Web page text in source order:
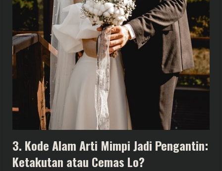
3. Kode Alam Arti Mimpi Jadi Pengantin:
Ketakutan atau Cemas Lo?